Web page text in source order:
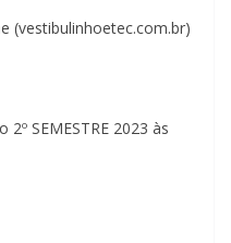
(vestibulinhoetec.com.br)
SEMESTRE 2023 às